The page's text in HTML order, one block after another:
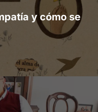
y cómo se